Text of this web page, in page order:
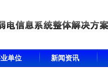
单位 新闻资讯